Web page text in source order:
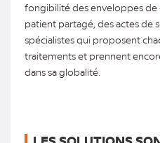
fongibilité des enveloppes de
patient partagé, des actes de
spécialistes qui proposent
traitements et prennent
dans sa globalité.